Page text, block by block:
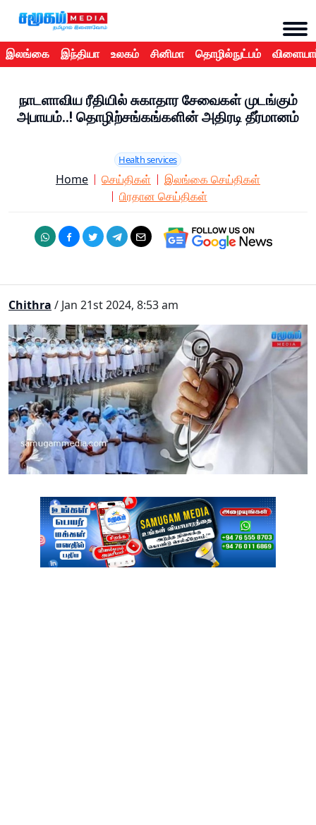
இலங்கை இந்தியா உலகம் சினிமா தொழில்நுட்பம்
நாடளாவிய ரீதியில் சுகாதார சேவைகள் முடங்கும்
அபாயம்..! தொழிற்சங்கங்களின் அதிரடி தீர்மானம்
Health services
Home செய்திகள்
இலங்கை செய்திகள்
பிரதான செய்திகள்
Chithra / Jan 21st 2024, 8:53 am